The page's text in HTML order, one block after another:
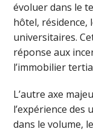
évoluer dans le
hôtel, résidence,
universitaires.
réponse aux
l’immobilier
L’autre axe
l’expérience des
dans le volume,